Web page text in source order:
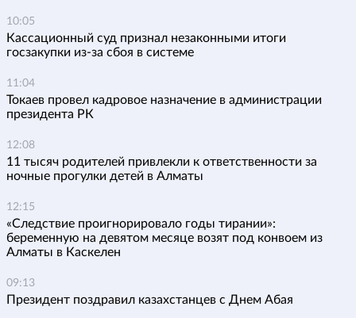
10:05
Кассационный суд признал незаконными итоги
госзакупки из-за сбоя в системе
11:04
Токаев провел кадровое назначение в администрации
президента РК
12:08
11 тысяч родителей привлекли к ответственности за
ночные прогулки детей в Алматы
12:15
«Следствие проигнорировало годы тирании»:
беременную на девятом месяце возят под конвоем из
Алматы в Каскелен
09:13
Президент поздравил казахстанцев с Днем Абая